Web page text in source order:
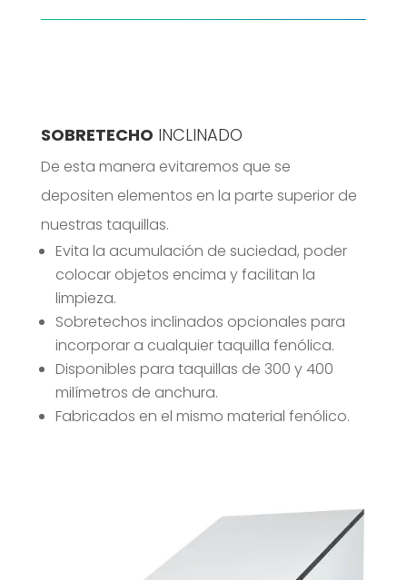
SOBRETECHO INCLINADO
De esta manera evitaremos que se
depositen elementos en la parte superior de
nuestras taquillas.
Evita la acumulación de suciedad, poder
colocar objetos encima y facilitan la
limpieza.
Sobretechos inclinados opcionales para
incorporar a cualquier taquilla fenólica.
Disponibles para taquillas de 300 y 400
milímetros de anchura.
Fabricados en el mismo material fenólico.